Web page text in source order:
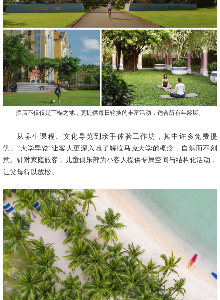
酒店不仅仅是下榻之地，更提供每日轮换的丰富活动，适合所有年龄层。
从养生课程、文化导览到亲手体验工作坊，其中许多免费提
供。“大学导览”让客人更深入地了解拉马克大学的概念，自然而不刻
意。针对家庭旅客，儿童俱乐部为小客人提供专属空间与结构化活动，
让父母得以放松。